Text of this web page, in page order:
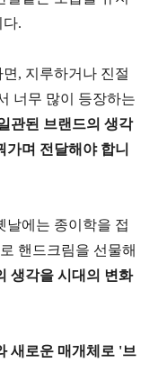
.
, 지루하거나 진절
너무 많이 등장하는
관된 브랜드의 생각
가며 전달해야 합니
날에는 종이학을 접
핸드크림을 선물해
생각을 시대의 변화
새로운 매개체로 '브